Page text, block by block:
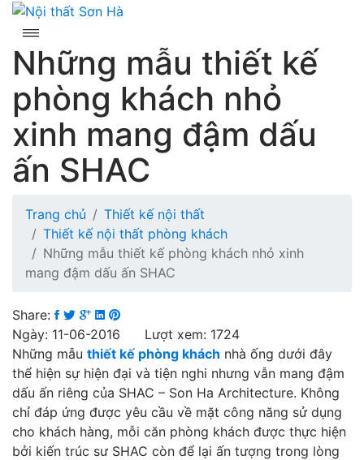
Skip
content
Những mẫu thiết kế
phòng khách nhỏ
xinh mang đậm dấu
ấn SHAC
Trang chủ
Thiết kế nội thất
Thiết kế nội thất phòng khách
Những mẫu thiết kế phòng khách nhỏ xinh
mang đậm dấu ấn SHAC
Share:
Ngày: 11-06-2016 Lượt xem: 1724
Những mẫu thiết kế phòng khách nhà ống dưới đây
thể hiện sự hiện đại và tiện nghi nhưng vẫn mang đậm
dấu ấn riêng của SHAC – Son Ha Architecture. Không
chỉ đáp ứng được yêu cầu về mặt công năng sử dụng
cho khách hàng, mỗi căn phòng khách được thực hiện
bởi kiến trúc sư SHAC còn để lại ấn tượng trong lòng